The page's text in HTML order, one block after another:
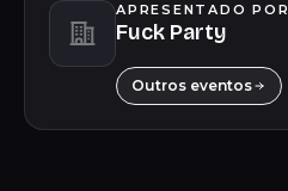
APRESENTADO POR
Fuck Party
Outros eventos